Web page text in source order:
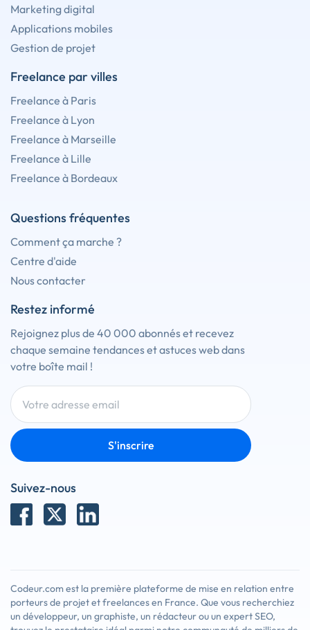
Marketing digital
Applications mobiles
Gestion de projet
Freelance par villes
Freelance à Paris
Freelance à Lyon
Freelance à Marseille
Freelance à Lille
Freelance à Bordeaux
Questions fréquentes
Comment ça marche ?
Centre d'aide
Nous contacter
Restez informé
Rejoignez plus de 40 000 abonnés et recevez
chaque semaine tendances et astuces web dans
votre boîte mail !
S'inscrire
Suivez-nous
Codeur.com est la première plateforme de mise en relation entre
porteurs de projet et freelances en France. Que vous recherchiez
un développeur, un graphiste, un rédacteur ou un expert SEO,